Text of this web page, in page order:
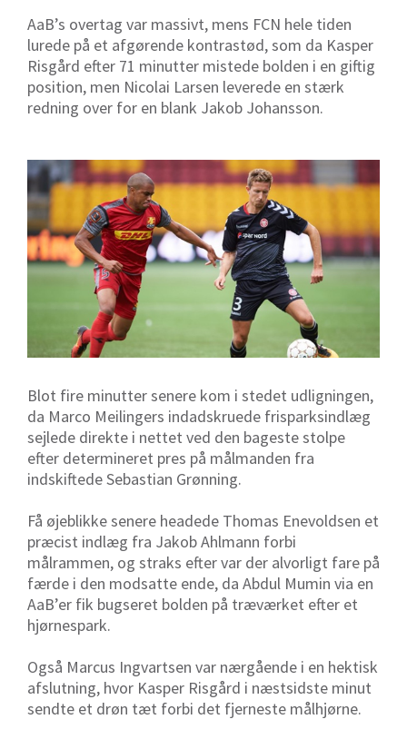
AaB’s overtag var massivt, mens FCN hele tiden
lurede på et afgørende kontrastød, som da Kasper
Risgård efter 71 minutter mistede bolden i en giftig
position, men Nicolai Larsen leverede en stærk
redning over for en blank Jakob Johansson.
Blot fire minutter senere kom i stedet udligningen,
da Marco Meilingers indadskruede frisparksindlæg
sejlede direkte i nettet ved den bageste stolpe
efter determineret pres på målmanden fra
indskiftede Sebastian Grønning.
Få øjeblikke senere headede Thomas Enevoldsen et
præcist indlæg fra Jakob Ahlmann forbi
målrammen, og straks efter var der alvorligt fare på
færde i den modsatte ende, da Abdul Mumin via en
AaB’er fik bugseret bolden på træværket efter et
hjørnespark.
Også Marcus Ingvartsen var nærgående i en hektisk
afslutning, hvor Kasper Risgård i næstsidste minut
sendte et drøn tæt forbi det fjerneste målhjørne.